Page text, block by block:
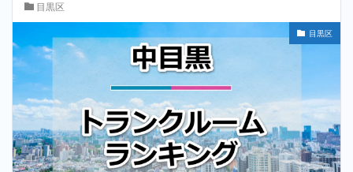
目黒区
目黒区